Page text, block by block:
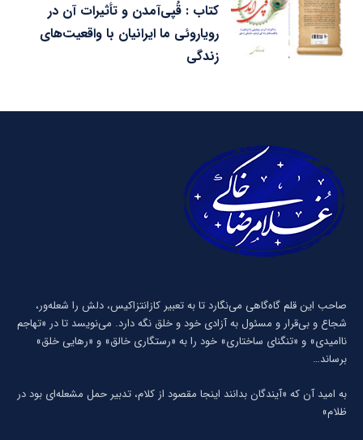
کتاب : قُپی‌آمدن و تأثیرات آن در
رویاروئی ما ایرانیان با واقعیت‌های
زندگی
صاحب این قلم گاه‌گاهی می‌نگارد تا به تعبیر كازانتزاكیس، دلش را شعله‌ور،
شجاع و بی‌قرار و مسئول به آزادی خود و خلق نگه دارد. می‌نویسد تا در «تهاجم
ناامیدی» و «تنگنای ساختاری» خود را به «رستگاری خالق» و «رهایی خلق»
برساند…
به امید آن که «آیندگان بدانند اینجا مقصود از کلام، تدبیر حمل مشعله‌ای بود در
ظلام»